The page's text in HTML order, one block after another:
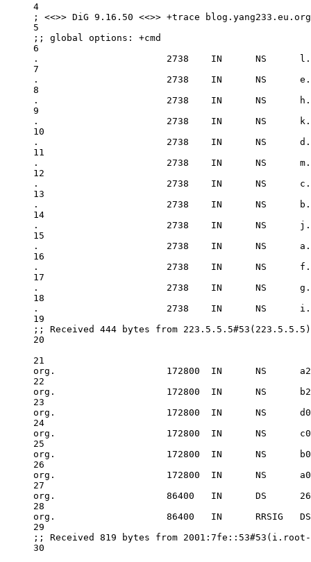
4
; <<>> DiG 9.16 . 50 <<>> +trace blog.yang233.eu.org
5
;; global options: +cmd
6
.
2738 IN
NS
7
.
2738 IN
NS
8
.
2738 IN
NS
9
.
2738 IN
NS
10
.
2738 IN
NS
11
.
2738 IN
NS
12
.
2738 IN
NS
13
.
2738 IN
NS
14
.
2738 IN
NS
15
.
2738 IN
NS
16
.
2738 IN
NS
17
.
2738 IN
NS
18
.
2738 IN
NS
19
;; Received 444 bytes from 223.5 . 5.5
20
21
org. 172800 IN
NS
22
org. 172800 IN
NS
23
org. 172800 IN
NS
24
org. 172800 IN
NS
25
org. 172800 IN
NS
26
org. 172800 IN
NS
27
org. 86400 IN
      DS
28
org. 86400 IN
RRSIG
29
;; Received 819 bytes from 2001 :7fe:: 53
30